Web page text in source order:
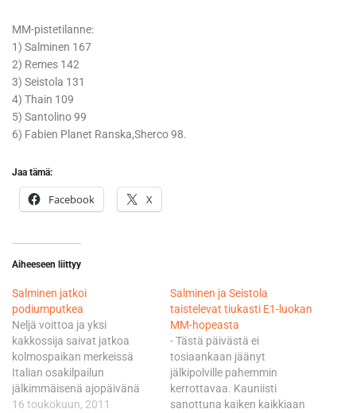
MM-pistetilanne:
1) Salminen 167
2) Remes 142
3) Seistola 131
4) Thain 109
5) Santolino 99
6) Fabien Planet Ranska,Sherco 98.
Jaa tämä:
Facebook X
Aiheeseen liittyy
Salminen jatkoi
podiumputkea
Neljä voittoa ja yksi
kakkossija saivat jatkoa
kolmospaikan merkeissä
Italian osakilpailun
jälkimmäisenä ajopäivänä
Sisilian Francavillassa. -En
16 toukokuun, 2011
Salminen ja Seistola
taistelevat tiukasti E1-luokan
MM-hopeasta
- Tästä päivästä ei
tosiaankaan jäänyt
jälkipolville pahemmin
kerrottavaa. Kauniisti
sanottuna kaiken kaikkiaan